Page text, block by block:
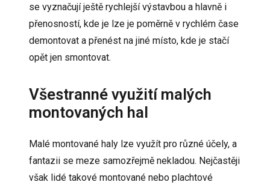
se vyznačují ještě rychlejší výstavbou a hlavně i
přenosností, kde je lze je poměrně v rychlém čase
demontovat a přenést na jiné místo, kde je stačí
opět jen smontovat.
Všestranné využití malých
montovaných hal
Malé montované haly lze využít pro různé účely, a
fantazii se meze samozřejmě nekladou. Nejčastěji
však lidé takové montované nebo plachtové